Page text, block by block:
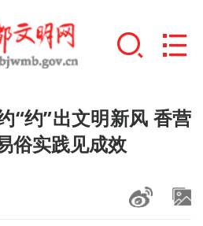
“约”出文明新风 香营
俗实践见成效